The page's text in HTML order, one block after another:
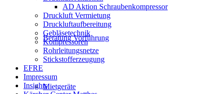
Beratung Vorführung
Mietgeräte
AD Aktion Schraubenkompressor
Druckluft Vermietung
Druckluftaufbereitung
Gebläsetechnik
Kompressoren
Rohrleitungsnetze
Stickstofferzeugung
EFRE
Impressum
Insights